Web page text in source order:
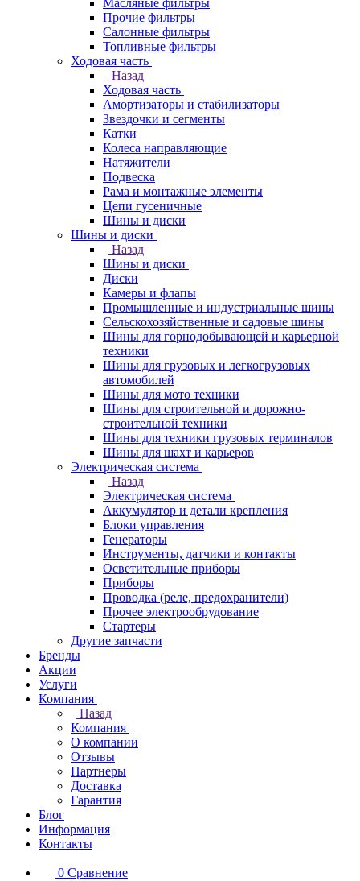
Масляные фильтры
Прочие фильтры
Салонные фильтры
Топливные фильтры
Ходовая часть
Назад
Ходовая часть
Амортизаторы и стабилизаторы
Звездочки и сегменты
Катки
Колеса направляющие
Натяжители
Подвеска
Рама и монтажные элементы
Цепи гусеничные
Шины и диски
Шины и диски
Назад
Шины и диски
Диски
Камеры и флапы
Промышленные и индустриальные шины
Сельскохозяйственные и садовые шины
Шины для горнодобывающей и карьерной
техники
Шины для грузовых и легкогрузовых
автомобилей
Шины для мото техники
Шины для строительной и дорожно-
строительной техники
Шины для техники грузовых терминалов
Шины для шахт и карьеров
Электрическая система
Назад
Электрическая система
Аккумулятор и детали крепления
Блоки управления
Генераторы
Инструменты, датчики и контакты
Осветительные приборы
Приборы
Проводка (реле, предохранители)
Прочее электрообрудование
Стартеры
Другие запчасти
Бренды
Акции
Услуги
Компания
Назад
Компания
О компании
Отзывы
Партнеры
Доставка
Гарантия
Блог
Информация
Контакты
0 Сравнение